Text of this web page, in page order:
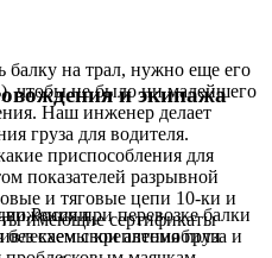
балку на трал, нужно еще его
чтобы не было ни малейшего
Наш инженер делает
груза для водителя.
приспособления для
показателей разрывной
и тяговые цепи 10-ки и
имеющие сертификаты
и экипажа
при перевозке балки
свои автомобили
без схемы крепления груза и